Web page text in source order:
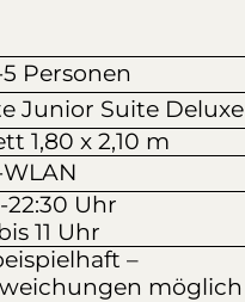
Personen
Junior Suite Deluxe
1,80 x 2,10 m
22:30 Uhr
11 Uhr
–
möglich